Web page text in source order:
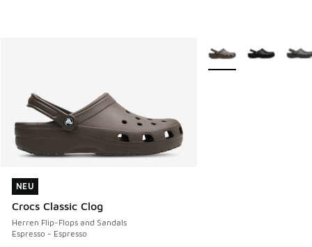
NEU
Crocs Classic Clog
Herren Flip-Flops and Sandals
Espresso - Espresso
NEU
Weitere Farben